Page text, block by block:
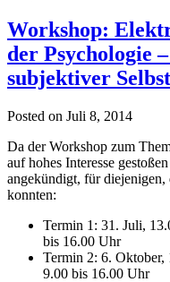
Workshop:
der Psychologie
subjektiver
Posted on Juli 8, 2014
Da der Workshop zum
auf hohes Interesse
angekündigt, für diejenigen,
konnten:
Termin 1: 31. Juli,
bis 16.00 Uhr
Termin 2: 6.
9.00 bis 16.00 Uhr